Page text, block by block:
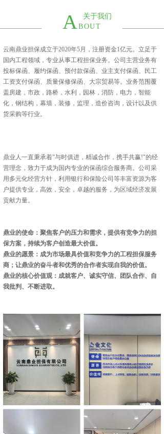
关于我们
ABOUT
云南鼎业担保成立于2020年5月，注册资金1亿元。立足于
国内工程领域，专业从事工程担保业务。公司主营业务有
投标保函、履约保函、预付款保函、业主支付保函、民工
工资支付保函、质量保修保函、大宗贸易等。业务范围覆
盖房建，市政，路桥，水利，园林，消防，电力，智能
化，钢结构，幕墙，装修，监理，造价咨询，设计以及供
货采购等行业。
鼎业人一直秉承着"与时俱进，精诚合作，携手共赢!"的经
营理念，致力于成为国内专业的保函综合服务商。公司采
用多元化经营方针，利用银行和保险公司等丰富资源为客
户提供专业，高效，安全，卓越的服务，为区域经济发展
贡献力量。
鼎业的使命：聚焦客户的压力和需求，提供有竞争力的担
保方案，持续为客户创造最大价值。
鼎业的愿景：成为市场最具价值和竞争力的工程担保服务
商；让鼎业的奋斗者和优秀的合作者实现自我的价值。
鼎业的核心价值观：成就客户、诚实守信、团队合作、自
我批判、不断进取。